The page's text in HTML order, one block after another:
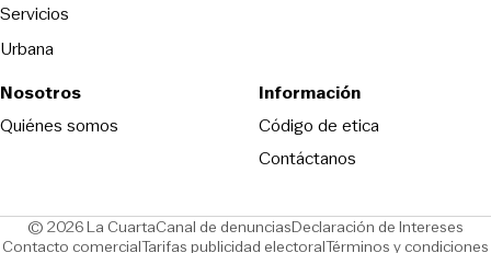
Servicios
Urbana
Nosotros
Quiénes somos
Información
Código de eticaOpens in new
Contáctanos
© 2026 La CuartaCanal de denunciasOpens in new window
Declaración de Intereses
Contacto comercialOpens in new window
Tarifas publicidad electoralOpens in new window
Términos y condiciones